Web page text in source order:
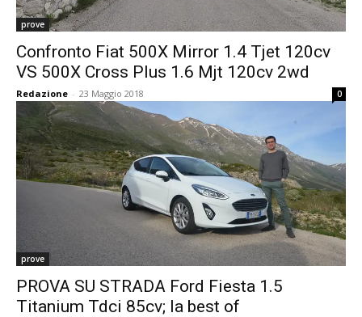
prove
Confronto Fiat 500X Mirror 1.4 Tjet 120cv
VS 500X Cross Plus 1.6 Mjt 120cv 2wd
Redazione - 23 Maggio 2018 0
prove
PROVA SU STRADA Ford Fiesta 1.5
Titanium Tdci 85cv; la best of